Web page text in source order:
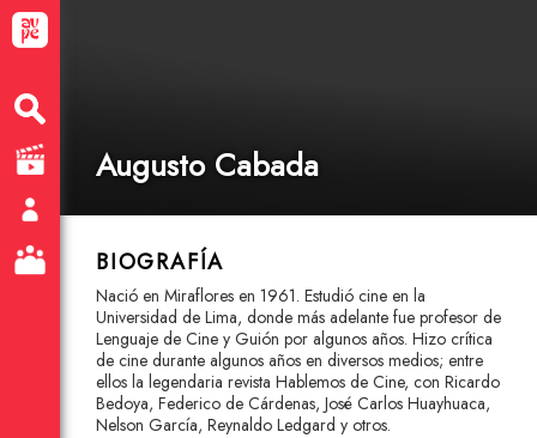
Augusto Cabada
BIOGRAFÍA
Nació en Miraflores en 1961. Estudió cine en la
Universidad de Lima, donde más adelante fue profesor de
Lenguaje de Cine y Guión por algunos años. Hizo crítica
de cine durante algunos años en diversos medios; entre
ellos la legendaria revista Hablemos de Cine, con Ricardo
Bedoya, Federico de Cárdenas, José Carlos Huayhuaca,
Nelson García, Reynaldo Ledgard y otros.